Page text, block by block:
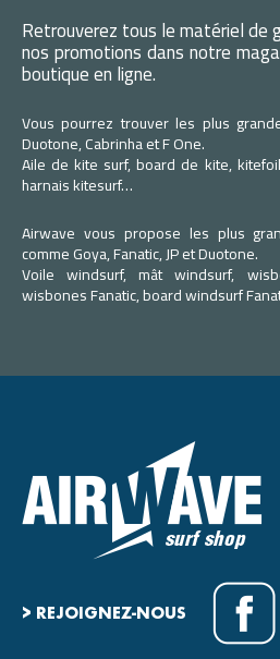
Retrouverez tous le matériel de
nos promotions dans notre
boutique en ligne.
Vous pourrez trouver les plus
Duotone, Cabrinha et F One.
Aile de kite surf, board de kite,
harnais kitesurf…
Airwave vous propose les plus
comme Goya, Fanatic, JP et Duotone.
Voile windsurf, mât windsurf,
wisbones Fanatic, board windsurf
> REJOIGNEZ-NOUS